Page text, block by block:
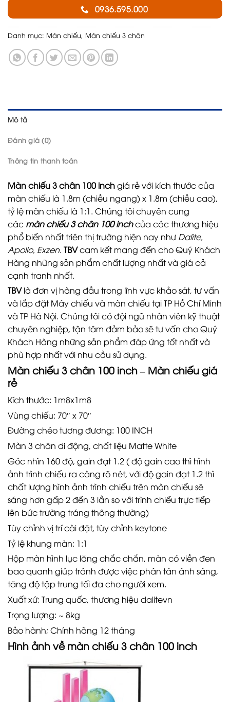
0936.595.000
Danh mục: Màn chiếu, Màn chiếu 3 chân
Mô tả
Đánh giá (0)
Thông tin thanh toán
Màn chiếu 3 chân 100 inchgiá rẻ với kích thước của
màn chiếu là 1.8m (chiều ngang) x 1.8m (chiều cao),
tỷ lệ màn chiếu là 1:1. Chúng tôi chuyên cung
các màn chiếu 3 chân 100 inchcủa các thương hiệu
phổ biến nhất triên thị trường hiện nay như Dalite,
Apollo, Exzen. TBVcam kết mang đến cho Quý Khách
Hàng những sản phẩm chất lượng nhất và giá cả
cạnh tranh nhất.
TBVlà đơn vị hàng đầu trong lĩnh vực khảo sát, tư vấn
và lắp đặt Máy chiếu và màn chiếu tại TP Hồ Chí Minh
và TP Hà Nội. Chúng tôi có đội ngũ nhân viên kỹ thuật
chuyên nghiệp, tận tâm đảm bảo sẽ tư vấn cho Quý
Khách Hàng những sản phẩm đáp ứng tốt nhất và
phù hợp nhất với nhu cầu sử dụng.
Màn chiếu 3 chân 100 inch – Màn chiếu giá
rẻ
Kích thước: 1m8x1m8
Vùng chiếu: 70″ x 70″
Đường chéo tương đương: 100 INCH
Màn 3 chân di động, chất liệu Matte White
Góc nhìn 160 độ, gain đạt 1.2 ( độ gain cao thì hình
ảnh trình chiếu ra càng rõ nét, với độ gain đạt 1.2 thì
chất lượng hình ảnh trình chiếu trên màn chiếu sẽ
sáng hơn gấp 2 đến 3 lần so với trình chiếu trực tiếp
lên bức trường tráng thông thường)
Tùy chỉnh vị trí cài đặt, tùy chỉnh keytone
Tỷ lệ khung màn: 1:1
Hộp màn hình lục lăng chắc chắn, màn có viền đen
bao quanh giúp tránh được việc phán tán ánh sáng,
tăng độ tập trung tối đa cho người xem.
Xuất xứ: Trung quốc, thương hiệu dalitevn
Trọng lượng: ~ 8kg
Bảo hành; Chính hãng 12 tháng
Hình ảnh về màn chiếu 3 chân 100 inch